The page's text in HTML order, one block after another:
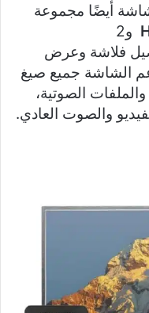
أيضًا مجموعة
و2
فلاشة وعرض
الشاشة جميع صيغ
الصوتية،
والصوت العادي.